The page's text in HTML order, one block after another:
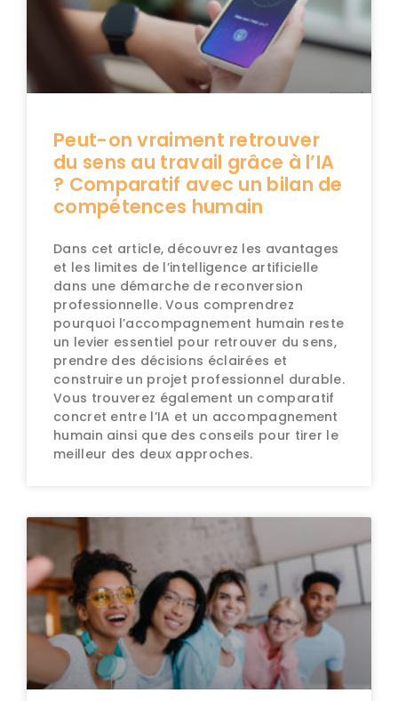
Peut-on vraiment retrouver
du sens au travail grâce à l’IA
? Comparatif avec un bilan de
compétences humain
Dans cet article, découvrez les avantages
et les limites de l’intelligence artificielle
dans une démarche de reconversion
professionnelle. Vous comprendrez
pourquoi l’accompagnement humain reste
un levier essentiel pour retrouver du sens,
prendre des décisions éclairées et
construire un projet professionnel durable.
Vous trouverez également un comparatif
concret entre l’IA et un accompagnement
humain ainsi que des conseils pour tirer le
meilleur des deux approches.